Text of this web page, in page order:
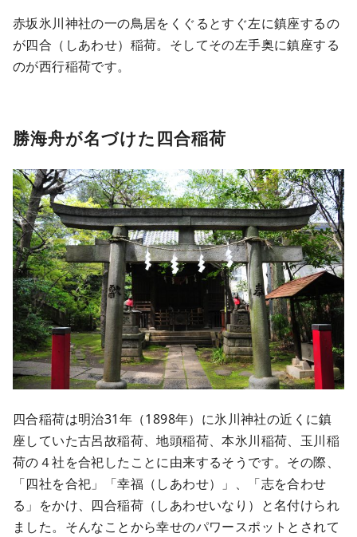
赤坂氷川神社の一の鳥居をくぐるとすぐ左に鎮座するの
が四合（しあわせ）稲荷。そしてその左手奥に鎮座する
のが西行稲荷です。
勝海舟が名づけた四合稲荷
四合稲荷は明治31年（1898年）に氷川神社の近くに鎮
座していた古呂故稲荷、地頭稲荷、本氷川稲荷、玉川稲
荷の４社を合祀したことに由来するそうです。その際、
「四社を合祀」「幸福（しあわせ）」、「志を合わせ
る」をかけ、四合稲荷（しあわせいなり）と名付けられ
ました。そんなことから幸せのパワースポットとされて